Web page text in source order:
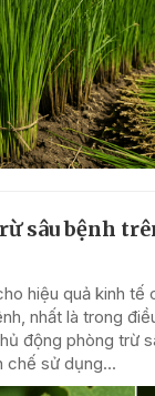
sâu bệnh
hiệu quả kinh tế
nhất là trong
động phòng trừ
chế sử dụng...